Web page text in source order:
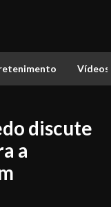
Vídeos
discute
a